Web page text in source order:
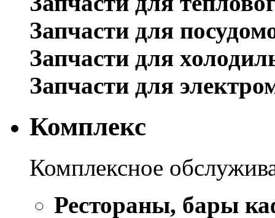
Запчасти для
Запчасти для
Запчасти для
Комплекс
Комплексное
Рестораны, бары